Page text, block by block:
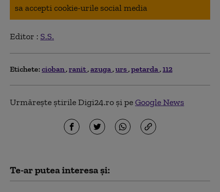
sa accepti cookie-urile social media
Editor : S.S.
Etichete: cioban ranit azuga urs petarda 112
Urmărește știrile Digi24.ro și peGoogle News
Te-ar putea interesa și: